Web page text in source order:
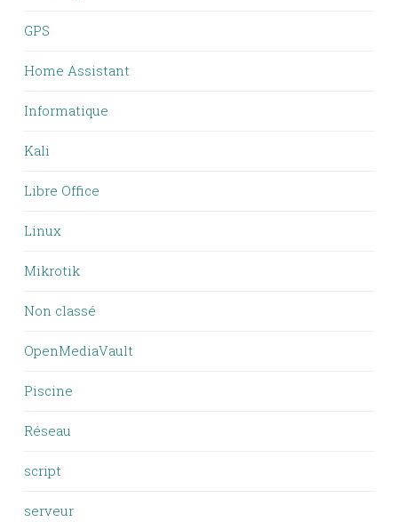
GPS
Home Assistant
Informatique
Kali
Libre Office
Linux
Mikrotik
Non classé
OpenMediaVault
Piscine
Réseau
script
serveur